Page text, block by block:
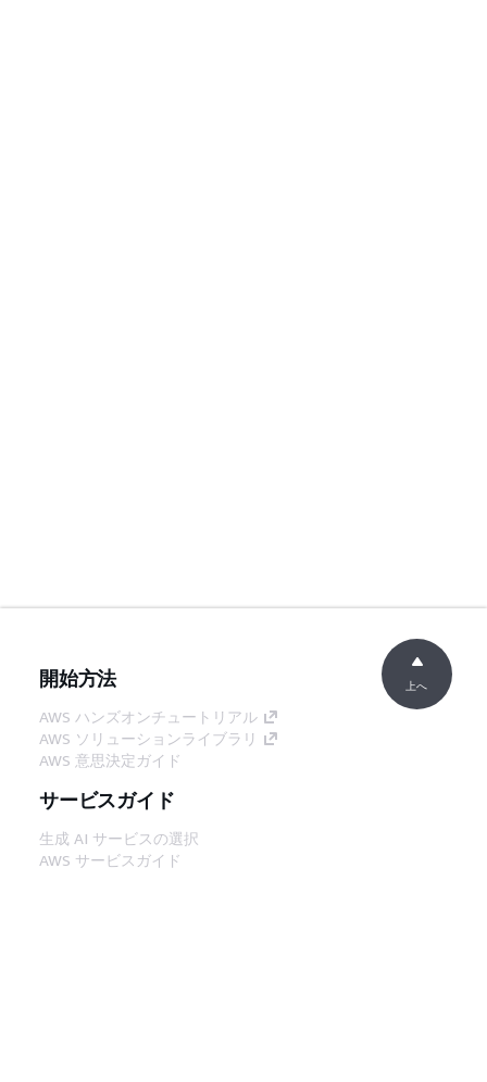
開始方法
AWS ハンズオンチュートリアル
AWS ソリューションライブラリ
AWS 意思決定ガイド
サービスガイド
生成 AI サービスの選択
AWS サービスガイド
上へ